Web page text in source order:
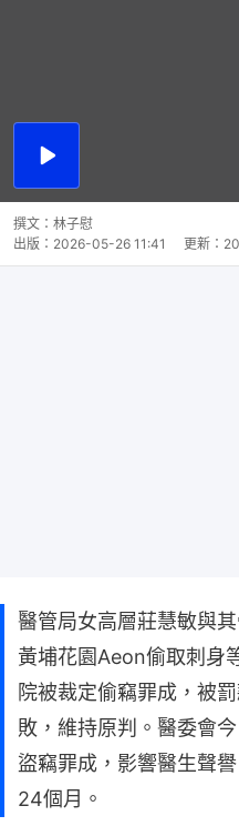
播
撰文： 林子慰
出版： 2026-05-26 11:41 更新：
醫管局女高層莊慧敏與
黃埔花園Aeon偷取刺身
院被裁定偷竊罪成，被
敗，維持原判。醫委會
盜竊罪成，影響醫生聲
24個月。